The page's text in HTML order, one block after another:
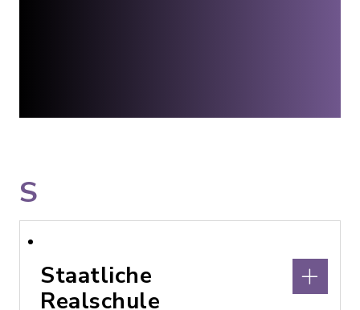
S
Staatliche
Realschule